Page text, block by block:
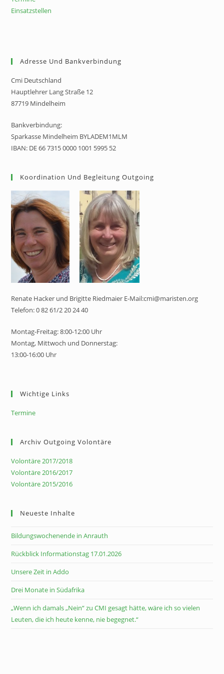
Einsatzstellen
Adresse Und Bankverbindung
Cmi Deutschland
Hauptlehrer Lang Straße 12
87719 Mindelheim
Bankverbindung:
Sparkasse Mindelheim BYLADEM1MLM
IBAN: DE 66 7315 0000 1001 5995 52
Koordination Und Begleitung Outgoing
Renate Hacker und Brigitte Riedmaier E-Mail:cmi@maristen.org
Telefon: 0 82 61/2 20 24 40
Montag-Freitag: 8:00-12:00 Uhr
Montag, Mittwoch und Donnerstag:
13:00-16:00 Uhr
Wichtige Links
Termine
Archiv Outgoing Volontäre
Volontäre 2017/2018
Volontäre 2016/2017
Volontäre 2015/2016
Neueste Inhalte
Bildungswochenende in Anrauth
Rückblick Informationstag 17.01.2026
Unsere Zeit in Addo
Drei Monate in Südafrika
„Wenn ich damals „Nein“ zu CMI gesagt hätte, wäre ich so vielen
Leuten, die ich heute kenne, nie begegnet.“